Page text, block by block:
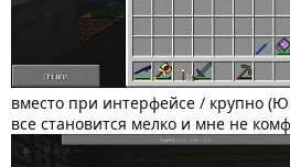
вместо при интерфейсе / крупно
все становится мелко и мне не